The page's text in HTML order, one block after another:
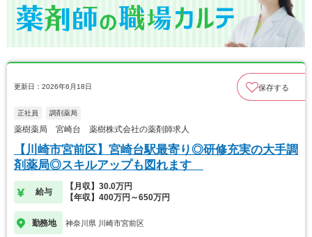
更新日：2026年6月18日 保存する
正社員 調剤薬局
薬樹薬局 宮崎台 薬樹株式会社の薬剤師求人
【川崎市宮前区】宮崎台駅最寄り◎研修充実の大手調
剤薬局◎スキルアップも図れます
給与
【月収】30.0万円
【年収】400万円～650万円
勤務地 神奈川県 川崎市宮前区